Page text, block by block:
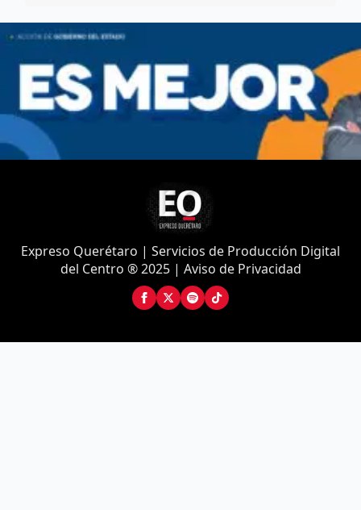
Expreso Querétaro | Servicios de Producción Digital
del Centro ® 2025 | Aviso de Privacidad